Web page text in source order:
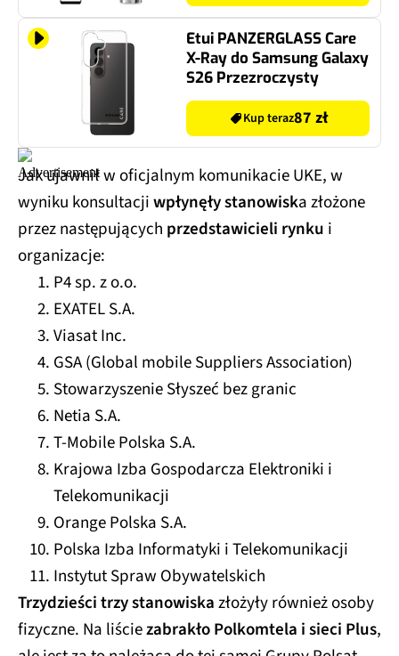
Etui PANZERGLASS Care
X-Ray do Samsung Galaxy
S26 Przezroczysty
Kup teraz87 zł
Jak ujawnił w oficjalnym komunikacie UKE, w
wyniku konsultacjiwpłynęły stanowiska złożone
przez następujących przedstawicieli rynku i
organizacje:
P4 sp. z o.o.
EXATEL S.A.
Viasat Inc.
GSA (Global mobile Suppliers Association)
Stowarzyszenie Słyszeć bez granic
Netia S.A.
T-Mobile Polska S.A.
Krajowa Izba Gospodarcza Elektroniki i
Telekomunikacji
Orange Polska S.A.
Polska Izba Informatyki i Telekomunikacji
Instytut Spraw Obywatelskich
Trzydzieści trzy stanowiskazłożyły również osoby
fizyczne. Na liściezabrakło Polkomtela i sieci Plus,